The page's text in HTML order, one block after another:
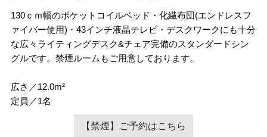
130ｃｍ幅のポケットコイルベッド・化繊布団(エンドレスフ
ァイバー使用)・43インチ液晶テレビ・デスクワークにも十分
な広々ライティングデスク&チェア完備のスタンダードシン
グルです。禁煙ルームもご用意しております。
広さ／12.0m²
定員／1名
【禁煙】ご予約はこちら